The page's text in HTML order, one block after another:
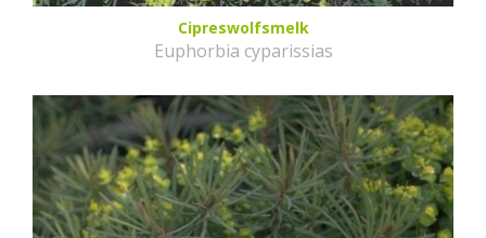
Cipreswolfsmelk
Euphorbia cyparissias